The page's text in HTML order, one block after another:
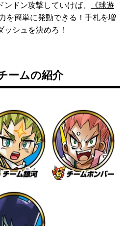
ドン攻撃していけば、
《球遊
を簡単に発動できる！手札を増
シュを決めろ！
ームの紹介